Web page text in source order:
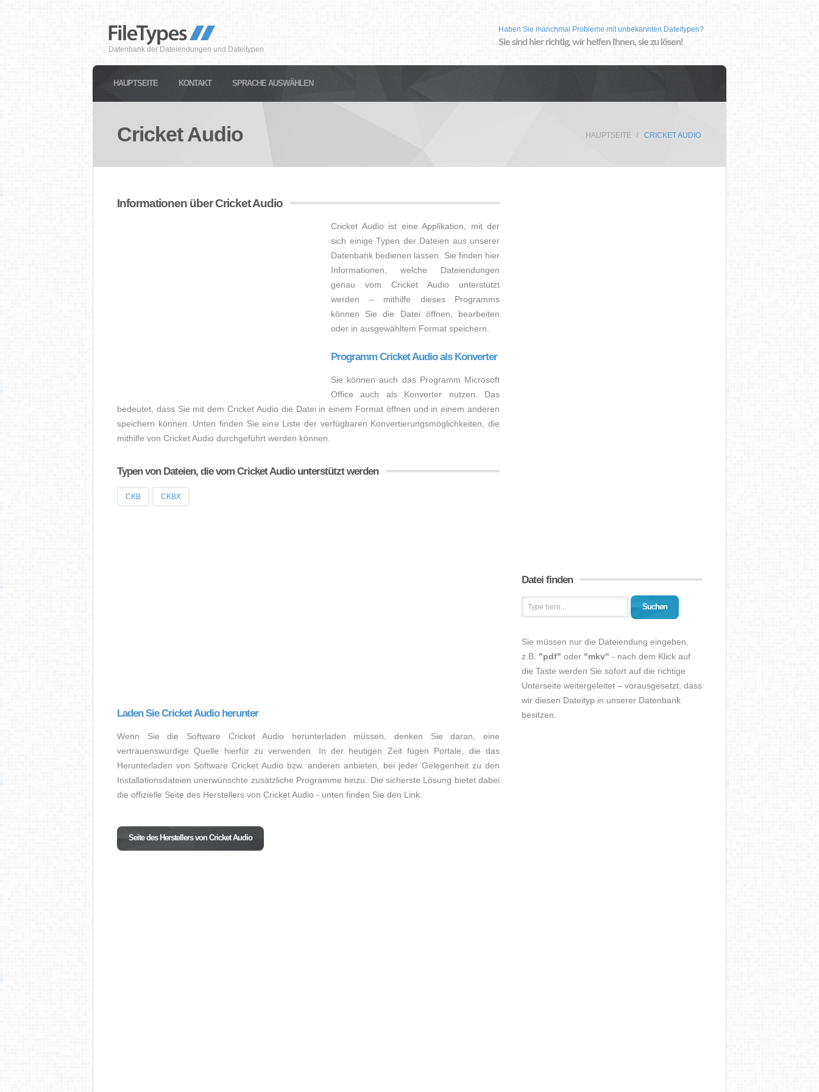
Datenbank der Dateiendungen und Dateitypen
Haben Sie manchmal Probleme mit unbekannten Dateitypen?
Sie sind hier richtig, wir helfen Ihnen, sie zu lösen!
HAUPTSEITE KONTAKT SPRACHE AUSWÄHLEN
Cricket Audio HAUPTSEITE CRICKET AUDIO
Informationen über Cricket Audio
Cricket Audio ist eine Applikation, mit der
sich einige Typen der Dateien aus unserer
Datenbank bedienen lassen. Sie finden hier
Informationen, welche Dateiendungen
genau vom Cricket Audio unterstützt
werden – mithilfe dieses Programms
können Sie die Datei öffnen, bearbeiten
oder in ausgewähltem Format speichern.
Programm Cricket Audio als Konverter
Sie können auch das Programm Microsoft
Office auch als Konverter nutzen. Das
bedeutet, dass Sie mit dem Cricket Audio die Datei in einem Format öffnen und in einem anderen
speichern können. Unten finden Sie eine Liste der verfügbaren Konvertierungsmöglichkeiten, die
mithilfe von Cricket Audio durchgeführt werden können.
Typen von Dateien, die vom Cricket Audio unterstützt werden
CKB CKBX
Laden Sie Cricket Audio herunter
Wenn Sie die Software Cricket Audio herunterladen müssen, denken Sie daran, eine
vertrauenswürdige Quelle hierfür zu verwenden. In der heutigen Zeit fügen Portale, die das
Herunterladen von Software Cricket Audio bzw. anderen anbieten, bei jeder Gelegenheit zu den
Installationsdateien unerwünschte zusätzliche Programme hinzu. Die sicherste Lösung bietet dabei
die offizielle Seite des Herstellers von Cricket Audio - unten finden Sie den Link.
Seite des Herstellers von Cricket Audio
Datei finden
Suchen
Sie müssen nur die Dateiendung eingeben,
z.B. "pdf" oder "mkv" - nach dem Klick auf
die Taste werden Sie sofort auf die richtige
Unterseite weitergeleitet – vorausgesetzt, dass
wir diesen Dateityp in unserer Datenbank
besitzen.